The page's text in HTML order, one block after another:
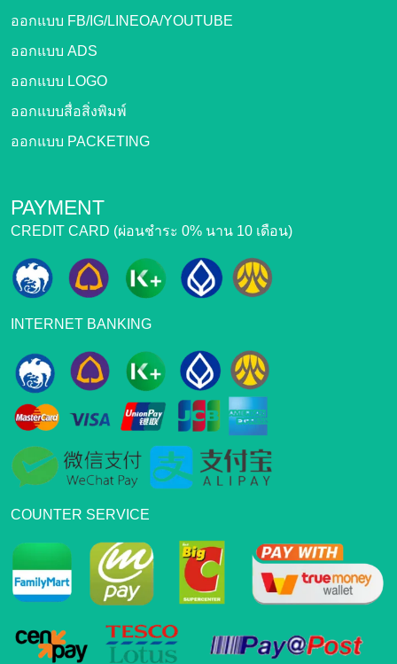
ออกแบบ FB/IG/LINEOA/YOUTUBE
ออกแบบ ADS
ออกแบบ LOGO
ออกแบบสื่อสิ่งพิมพ์
ออกแบบ PACKETING
PAYMENT
CREDIT CARD (ผ่อนชำระ 0% นาน 10 เดือน)
INTERNET BANKING
COUNTER SERVICE